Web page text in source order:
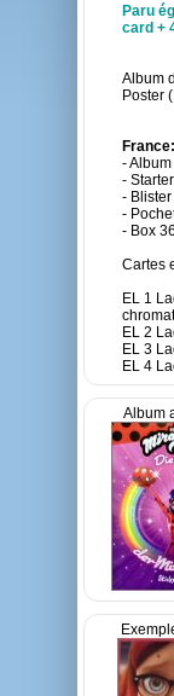
Paru
card +
Album
Poster
France:
- Album
-
-
-
- Box
Cartes
EL 1
EL 2
EL 3
EL 4
Album